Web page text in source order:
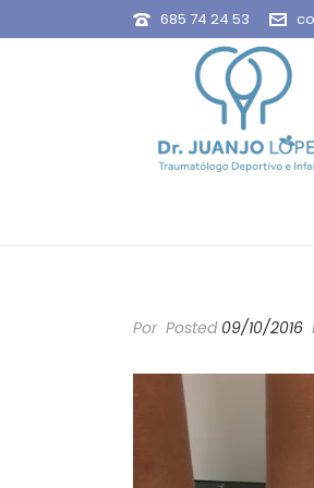
685 74 24 53
Por Posted 09/10/2016